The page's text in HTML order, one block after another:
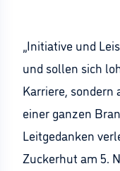
„Initiative und
und sollen sich
Karriere,
einer ganzen
Leitgedanken
Zuckerhut am 5.